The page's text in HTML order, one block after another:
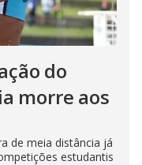
do
morre aos
de meia distância já
estudantis